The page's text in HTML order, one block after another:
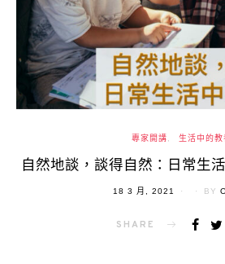
專家開講 生活中的教
自然地談，談得自然：日常生
POSTED
18 3 月, 2021 BY
SHARE